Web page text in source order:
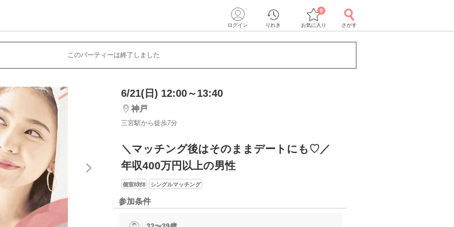
ログイン りれき お気に入り
0
さがす
このパーティーは終了しました
6/21(日) 12:00～13:40
神戸
三宮駅から徒歩7分
＼マッチング後はそのままデートにも♡／
年収400万円以上の男性
個室8対8 シングルマッチング
参加条件